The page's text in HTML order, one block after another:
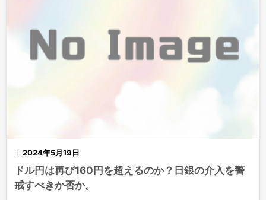
 2024年5月19日
ドル円は再び160円を超えるのか？日銀の介入を警
戒すべきか否か。